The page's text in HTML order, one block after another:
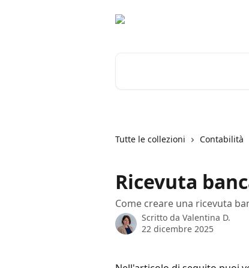
Tutte le collezioni Contabilità
Ricevuta
Come creare una ricevuta
Scritto da Valentina D.
22 dicembre 2025